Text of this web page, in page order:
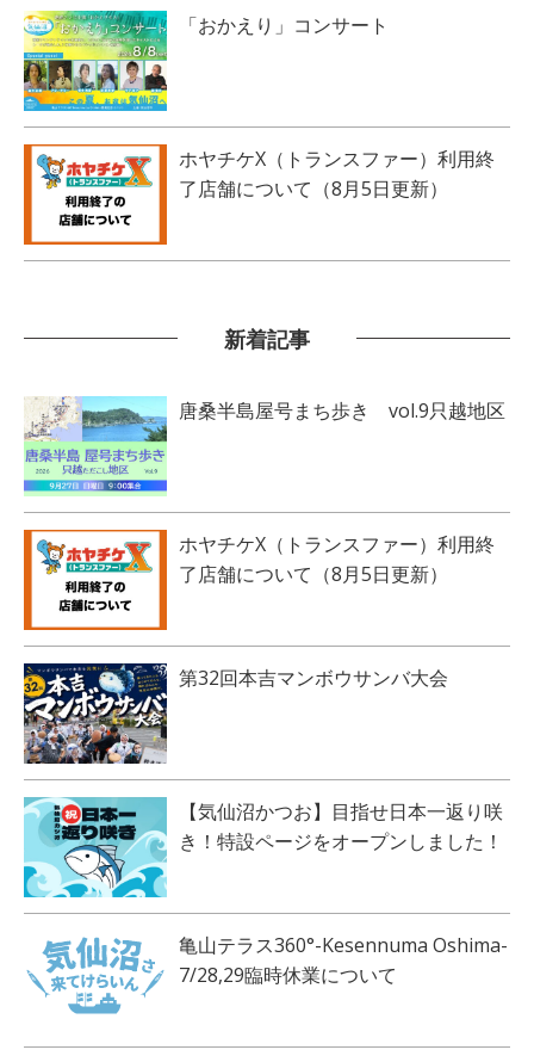
「おかえり」コンサート
ホヤチケX（トランスファー）利用終
了店舗について（8月5日更新）
新着記事
唐桑半島屋号まち歩き vol.9只越地区
ホヤチケX（トランスファー）利用終
了店舗について（8月5日更新）
第32回本吉マンボウサンバ大会
【気仙沼かつお】目指せ日本一返り咲
き！特設ページをオープンしました！
亀山テラス360°-Kesennuma Oshima-
7/28,29臨時休業について